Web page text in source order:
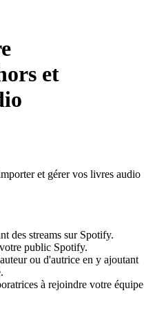
et
et gérer vos livres audio
des streams sur Spotify.
public Spotify.
ou d'autrice en y ajoutant
à rejoindre votre équipe